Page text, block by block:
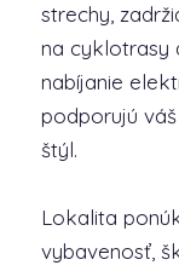
strechy,
na cyklotrasy
nabíjanie
podporujú
štýl.
Lokalita
vybavenosť,